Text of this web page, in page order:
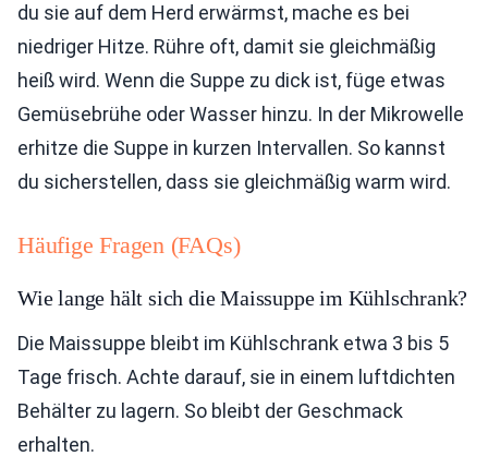
du sie auf dem Herd erwärmst, mache es bei
niedriger Hitze. Rühre oft, damit sie gleichmäßig
heiß wird. Wenn die Suppe zu dick ist, füge etwas
Gemüsebrühe oder Wasser hinzu. In der Mikrowelle
erhitze die Suppe in kurzen Intervallen. So kannst
du sicherstellen, dass sie gleichmäßig warm wird.
Häufige Fragen (FAQs)
Wie lange hält sich die Maissuppe im Kühlschrank?
Die Maissuppe bleibt im Kühlschrank etwa 3 bis 5
Tage frisch. Achte darauf, sie in einem luftdichten
Behälter zu lagern. So bleibt der Geschmack
erhalten.